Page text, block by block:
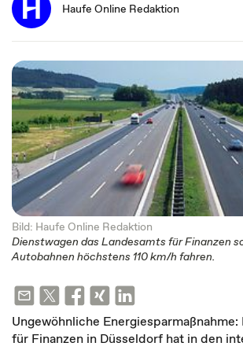
Haufe Online Redaktion
Bild: Haufe Online Redaktion
Dienstwagen das Landesamts für Finanzen
Autobahnen höchstens 110 km/h fahren.
Ungewöhnliche Energiesparmaßnahme:
für Finanzen in Düsseldorf hat in den